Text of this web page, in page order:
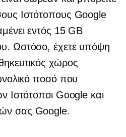
Ιστότοπους Google
εντός 15 GB
Ωστόσο, έχετε υπόψη
χώρος
ποσό που
Ιστότοποι Google και
σας Google.